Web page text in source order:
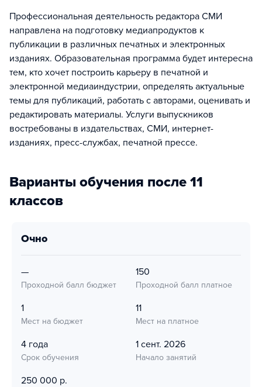
Профессиональная деятельность редактора СМИ
направлена на подготовку медиапродуктов к
публикации в различных печатных и электронных
изданиях. Образовательная программа будет интересна
тем, кто хочет построить карьеру в печатной и
электронной медиаиндустрии, определять актуальные
темы для публикаций, работать с авторами, оценивать и
редактировать материалы. Услуги выпускников
востребованы в издательствах, СМИ, интернет-
изданиях, пресс-службах, печатной прессе.
Варианты обучения после 11
классов
очно
—
Проходной балл бюджет
150
Проходной балл платное
1
Мест на бюджет
11
Мест на платное
4 года
Срок обучения
1 сент. 2026
Начало занятий
250 000 р.